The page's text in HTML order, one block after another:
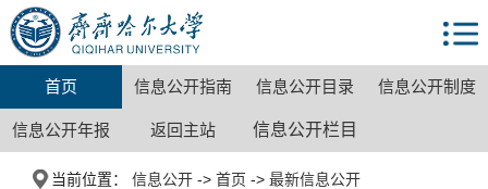
首页 信息公开指南 信息公开目录 信息公开制度
信息公开年报 返回主站 信息公开栏目
当前位置：信息公开 ->首页 ->最新信息公开